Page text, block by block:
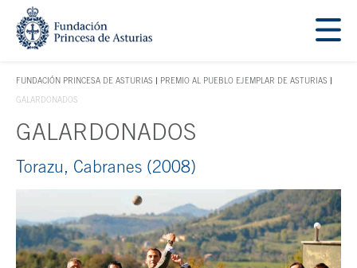
Saltar navegación. Ir directamente al contenido principal
FUNDACIÓN PRINCESA DE ASTURIAS
TECLA DE ACCESO 1
PREMIO AL PUEBLO EJEMPLAR DE ASTURIAS
GALARDONADOS
GALARDONADOS
Contenido principal
Torazu, Cabranes (2008)